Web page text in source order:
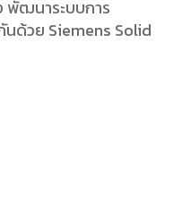
พัฒนาระบบการ
นด้วย Siemens Solid